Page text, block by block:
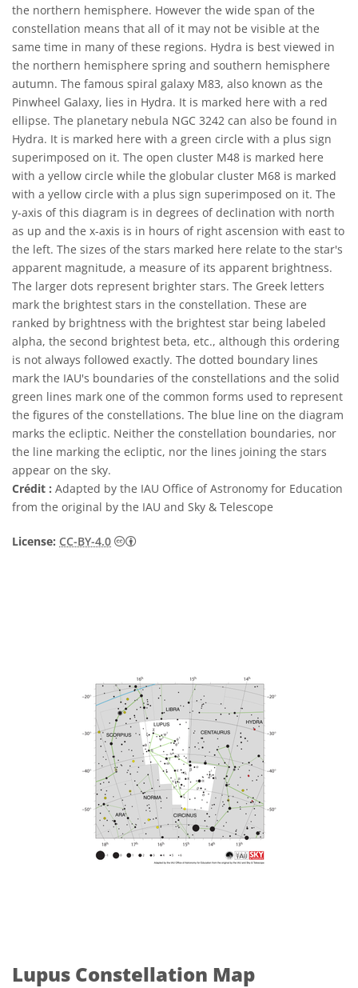
the northern hemisphere. However the wide span of the
constellation means that all of it may not be visible at the
same time in many of these regions. Hydra is best viewed in
the northern hemisphere spring and southern hemisphere
autumn. The famous spiral galaxy M83, also known as the
Pinwheel Galaxy, lies in Hydra. It is marked here with a red
ellipse. The planetary nebula NGC 3242 can also be found in
Hydra. It is marked here with a green circle with a plus sign
superimposed on it. The open cluster M48 is marked here
with a yellow circle while the globular cluster M68 is marked
with a yellow circle with a plus sign superimposed on it. The
y-axis of this diagram is in degrees of declination with north
as up and the x-axis is in hours of right ascension with east to
the left. The sizes of the stars marked here relate to the star's
apparent magnitude, a measure of its apparent brightness.
The larger dots represent brighter stars. The Greek letters
mark the brightest stars in the constellation. These are
ranked by brightness with the brightest star being labeled
alpha, the second brightest beta, etc., although this ordering
is not always followed exactly. The dotted boundary lines
mark the IAU's boundaries of the constellations and the solid
green lines mark one of the common forms used to represent
the figures of the constellations. The blue line on the diagram
marks the ecliptic. Neither the constellation boundaries, nor
the line marking the ecliptic, nor the lines joining the stars
appear on the sky.
Crédit : Adapted by the IAU Office of Astronomy for Education
from the original by the IAU and Sky & Telescope
License: CC-BY-4.0 Creative Commons (CC) Attribution 4.0
Lupus Constellation Map